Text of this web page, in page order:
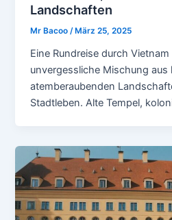
Landschaften
Mr Bacoo/ März 25, 2025
Eine Rundreise durch
unvergessliche Mischung aus
atemberaubenden
Stadtleben. Alte Tempel,